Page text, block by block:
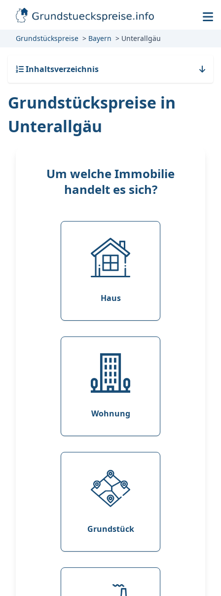
Grundstückspreise Bayern Unterallgäu
Inhaltsverzeichnis
Grundstückspreise in
Unterallgäu
Um welche Immobilie
handelt es sich?
Haus
Wohnung
Grundstück